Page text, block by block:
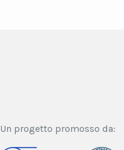
Un progetto promosso da: